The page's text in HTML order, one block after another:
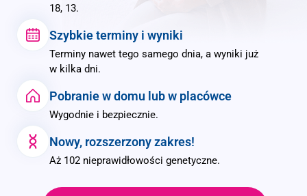
18, 13.
Szybkie terminy i wyniki
Terminy nawet tego samego dnia, a wyniki już
w kilka dni.
Pobranie w domu lub w placówce
Wygodnie i bezpiecznie.
Nowy, rozszerzony zakres!
Aż 102 nieprawidłowości genetyczne.